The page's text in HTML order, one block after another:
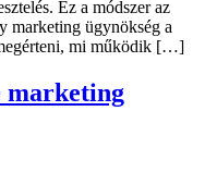
Ez a módszer az
marketing ügynökség a
mi működik […]
marketing